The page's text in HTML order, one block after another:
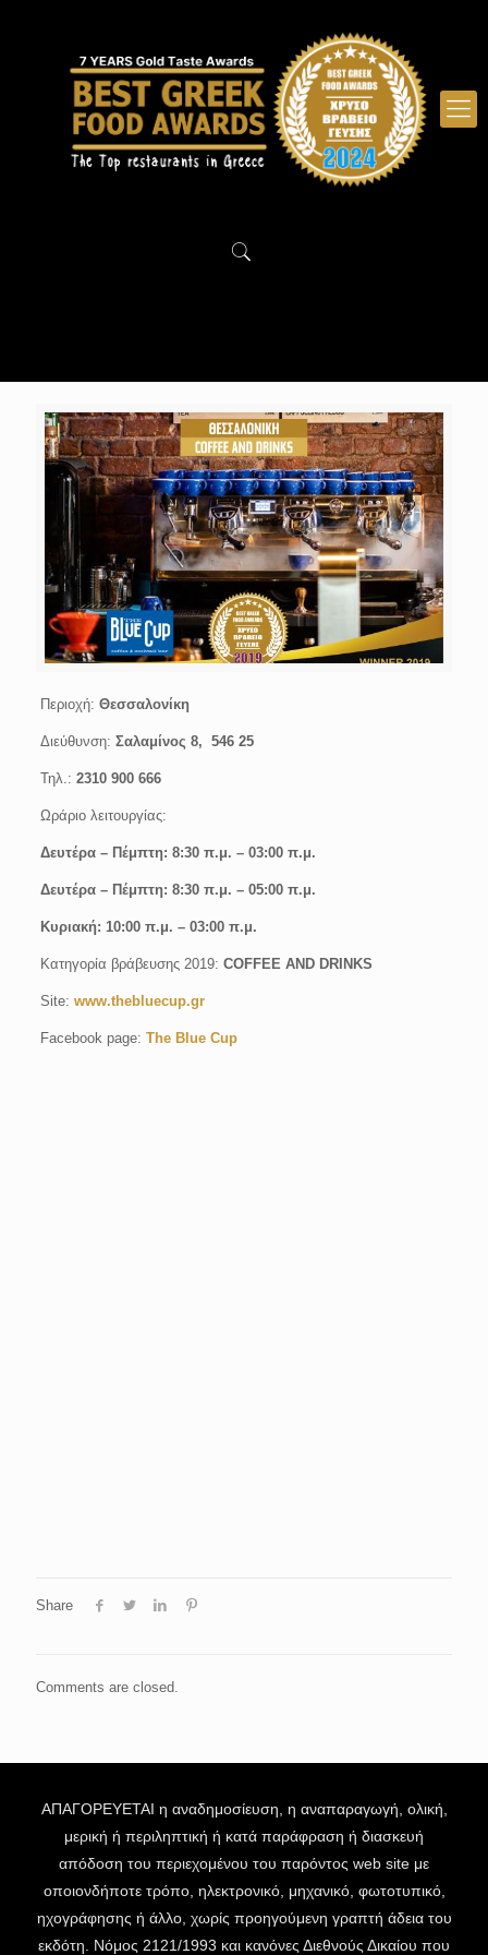
Περιοχή: Θεσσαλονίκη
Διεύθυνση: Σαλαμίνος 8, 546 25
Τηλ.: 2310 900 666
Ωράριο λειτουργίας:
Δευτέρα – Πέμπτη: 8:30 π.μ. – 03:00 π.μ.
Δευτέρα – Πέμπτη: 8:30 π.μ. – 05:00 π.μ.
Κυριακή: 10:00 π.μ. – 03:00 π.μ.
Κατηγορία βράβευσης 2019: COFFEE AND DRINKS
Site: www.thebluecup.gr
Facebook page: The Blue Cup
Share
Comments are closed.
ΑΠΑΓΟΡΕΥΕΤΑΙ η αναδημοσίευση, η αναπαραγωγή, ολική,
μερική ή περιληπτική ή κατά παράφραση ή διασκευή
απόδοση του περιεχομένου του παρόντος web site με
οποιονδήποτε τρόπο, ηλεκτρονικό, μηχανικό, φωτοτυπικό,
ηχογράφησης ή άλλο, χωρίς προηγούμενη γραπτή άδεια του
εκδότη. Νόμος 2121/1993 και κανόνες Διεθνούς Δικαίου που